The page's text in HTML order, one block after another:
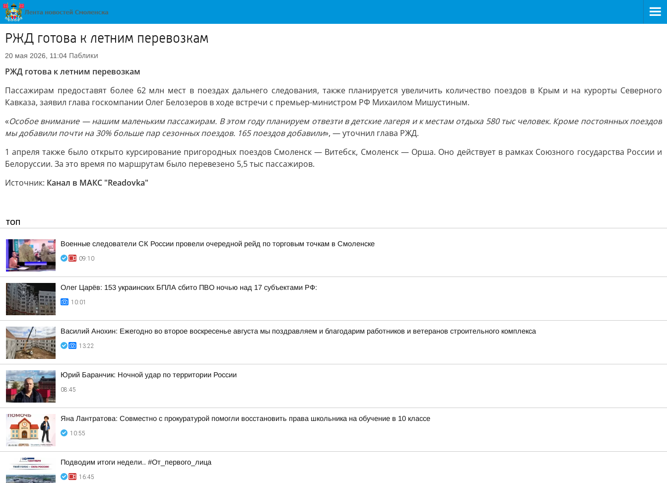
РЖД готова к летним перевозкам
20 мая 2026, 11:04 Паблики
РЖД готова к летним перевозкам
Пассажирам предоставят более 62 млн мест в поездах дальнего следования, также планируется увеличить количество поездов в Крым и на курорты Северного
Кавказа, заявил глава госкомпании Олег Белозеров в ходе встречи с премьер-министром РФ Михаилом Мишустиным.
«Особое внимание — нашим маленьким пассажирам. В этом году планируем отвезти в детские лагеря и к местам отдыха 580 тыс человек. Кроме постоянных поездов
мы добавили почти на 30% больше пар сезонных поездов. 165 поездов добавили», — уточнил глава РЖД.
1 апреля также было открыто курсирование пригородных поездов Смоленск — Витебск, Смоленск — Орша. Оно действует в рамках Союзного государства России и
Белоруссии. За это время по маршрутам было перевезено 5,5 тыс пассажиров.
Источник: Канал в МАКС "Readovka"
ТОП
Военные следователи СК России провели очередной рейд по торговым точкам в Смоленске
09:10
Олег Царёв: 153 украинских БПЛА сбито ПВО ночью над 17 субъектами РФ:
10:01
Василий Анохин: Ежегодно во второе воскресенье августа мы поздравляем и благодарим работников и ветеранов строительного комплекса
13:22
Юрий Баранчик: Ночной удар по территории России
08:45
Яна Лантратова: Совместно с прокуратурой помогли восстановить права школьника на обучение в 10 классе
10:55
Подводим итоги недели.. #От_первого_лица
16:45